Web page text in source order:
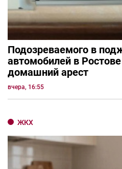
Подозреваемого в
автомобилей в
домашний арест
вчера, 16:55
ЖКХ